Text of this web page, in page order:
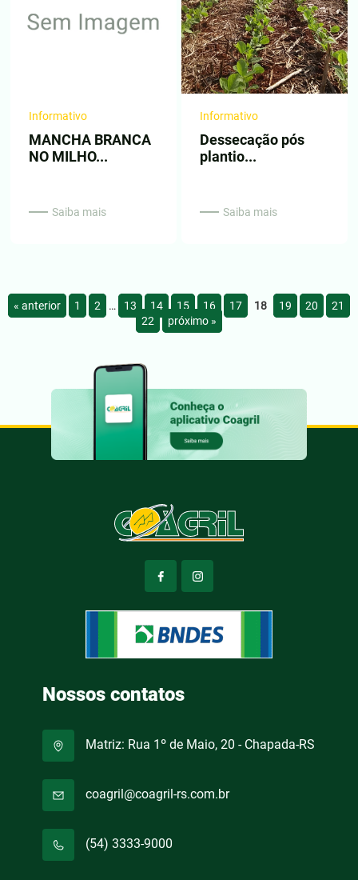
Informativo
MANCHA BRANCA
NO MILHO...
Saiba mais
Informativo
Dessecação pós
plantio...
Saiba mais
« anterior 1 2 … 13 14 15 16 17 18 19 20
21
22
próximo »
Nossos contatos
Matriz: Rua 1º de Maio, 20 - Chapada-RS
coagril@coagril-rs.com.br
(54) 3333-9000